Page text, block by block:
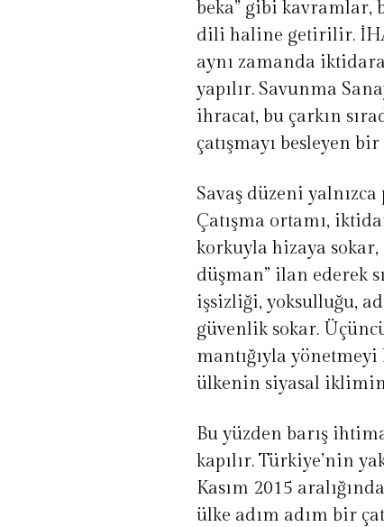
beka” gibi
dili haline getirilir.
aynı zamanda
yapılır. Savunma
ihracat, bu çarkın
çatışmayı besleyen
Savaş düzeni
Çatışma ortamı,
korkuyla hizaya
düşman” ilan ederek
işsizliği, yoksulluğu,
güvenlik sokar.
mantığıyla yönetmeyi
ülkenin siyasal
Bu yüzden barış
kapılır. Türkiye’nin
Kasım 2015
ülke adım adım bir